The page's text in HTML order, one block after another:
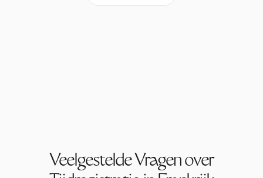
Veelgestelde Vragen over